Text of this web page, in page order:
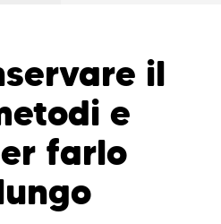
il
e
farlo